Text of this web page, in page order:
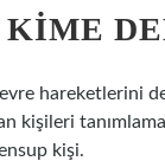
hareketlerini
kişileri
kişi.